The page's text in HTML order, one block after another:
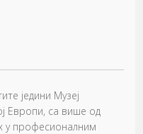
једини Музеј
Европи, са више од
у професионалним